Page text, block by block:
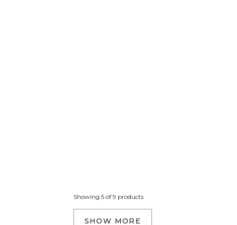
Showing 5 of 9 products
SHOW MORE